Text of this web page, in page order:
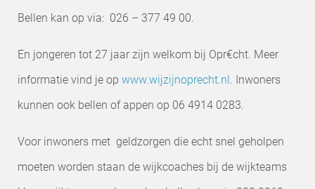
Bellen kan op via: 026 – 377 49 00.
En jongeren tot 27 jaar zijn welkom bij Opr€cht. Meer
informatie vind je op www.wijzijnoprecht.nl. Inwoners
kunnen ook bellen of appen op 06 4914 0283.
Voor inwoners met geldzorgen die echt snel geholpen
moeten worden staan de wijkcoaches bij de wijkteams